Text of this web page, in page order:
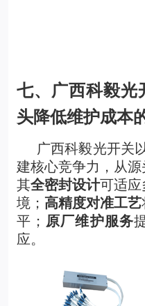
七、广西科毅光
头降低维护成本
广西科毅光开关
建核心竞争力，从源
其全密封设计可适应
境； 高精度对准工艺
平； 原厂维护服务
应。